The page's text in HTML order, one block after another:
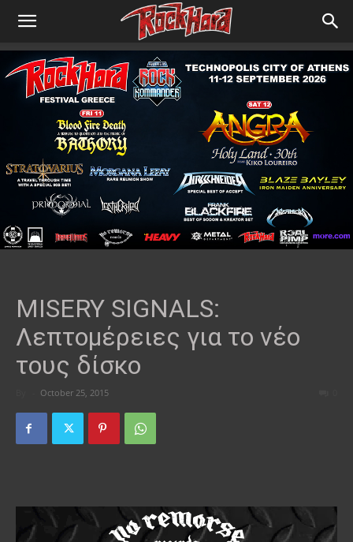
MISERY SIGNALS:
Λεπτομέρειες για το νέο
τους δίσκο
October 25, 2015